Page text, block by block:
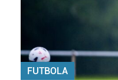
FUTBOLA